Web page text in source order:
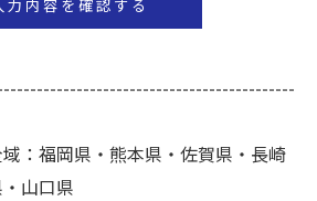
個人情報の開示･訂正･削除・利
正･削除・利用停止の具体的手続
お電話でお問合せ下さい。
：福岡県・熊本県・佐賀県・長崎
山口県